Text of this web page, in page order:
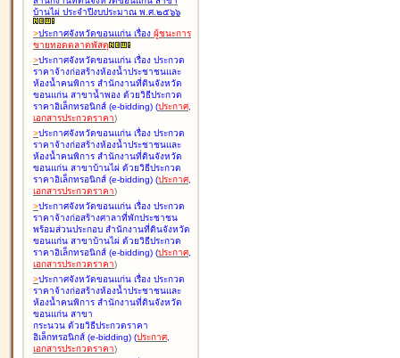
บ้านไผ่ ประจำปีงบประมาณ พ.ศ.๒๕๖๖
>ประกาศจังหวัดขอนแก่น เรื่อง ผู้ชนะการ
ขายทอดตลาดพัสดุ
>ประกาศจังหวัดขอนแก่น เรื่อง ประกวด
ราคาจ้างก่อสร้างห้องน้ำประชาชนและ
ห้องน้ำคนพิการ สำนักงานที่ดินจังหวัด
ขอนแก่น สาขาน้ำพอง ด้วยวิธีประกวด
ราคาอิเล็กทรอนิกส์ (e-bidding) (ประกาศ,
เอกสารประกวดราคา)
>ประกาศจังหวัดขอนแก่น เรื่อง ประกวด
ราคาจ้างก่อสร้างห้องน้ำประชาชนและ
ห้องน้ำคนพิการ สำนักงานที่ดินจังหวัด
ขอนแก่น สาขาบ้านไผ่ ด้วยวิธีประกวด
ราคาอิเล็กทรอนิกส์ (e-bidding) (ประกาศ,
เอกสารประกวดราคา)
>ประกาศจังหวัดขอนแก่น เรื่อง ประกวด
ราคาจ้างก่อสร้างศาลาที่พักประชาชน
พร้อมส่วนประกอบ สำนักงานที่ดินจังหวัด
ขอนแก่น สาขาบ้านไผ่ ด้วยวิธีประกวด
ราคาอิเล็กทรอนิกส์ (e-bidding) (ประกาศ,
เอกสารประกวดราคา)
>ประกาศจังหวัดขอนแก่น เรื่อง ประกวด
ราคาจ้างก่อสร้างห้องน้ำประชาชนและ
ห้องน้ำคนพิการ สำนักงานที่ดินจังหวัด
ขอนแก่น สาขา
กระนวน ด้วยวิธีประกวดราคา
อิเล็กทรอนิกส์ (e-bidding) (ประกาศ,
เอกสารประกวดราคา)